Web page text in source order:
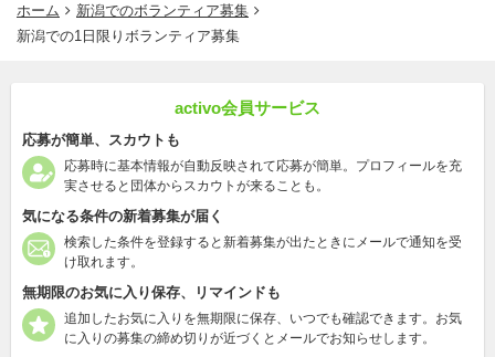
ホーム
新潟でのボランティア募集
新潟での1日限りボランティア募集
activo会員サービス
応募が簡単、スカウトも
応募時に基本情報が自動反映されて応募が簡単。プロフィールを充
実させると団体からスカウトが来ることも。
気になる条件の新着募集が届く
検索した条件を登録すると新着募集が出たときにメールで通知を受
け取れます。
無期限のお気に入り保存、リマインドも
追加したお気に入りを無期限に保存、いつでも確認できます。お気
に入りの募集の締め切りが近づくとメールでお知らせします。